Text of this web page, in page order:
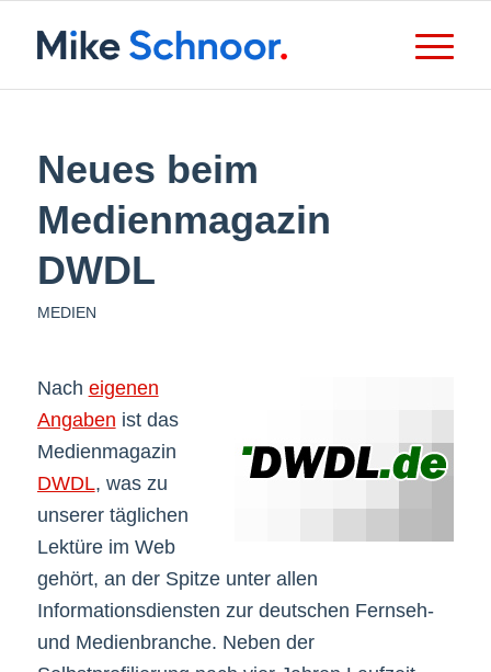
Neues beim
Medienmagazin
DWDL
MEDIEN
Nach eigenen
Angaben ist das
Medienmagazin
DWDL, was zu
unserer täglichen
Lektüre im Web
gehört, an der Spitze unter allen
Informationsdiensten zur deutschen Fernseh-
und Medienbranche. Neben der